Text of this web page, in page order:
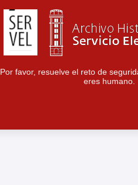
Por favor, resuelve el reto de
eres humano.